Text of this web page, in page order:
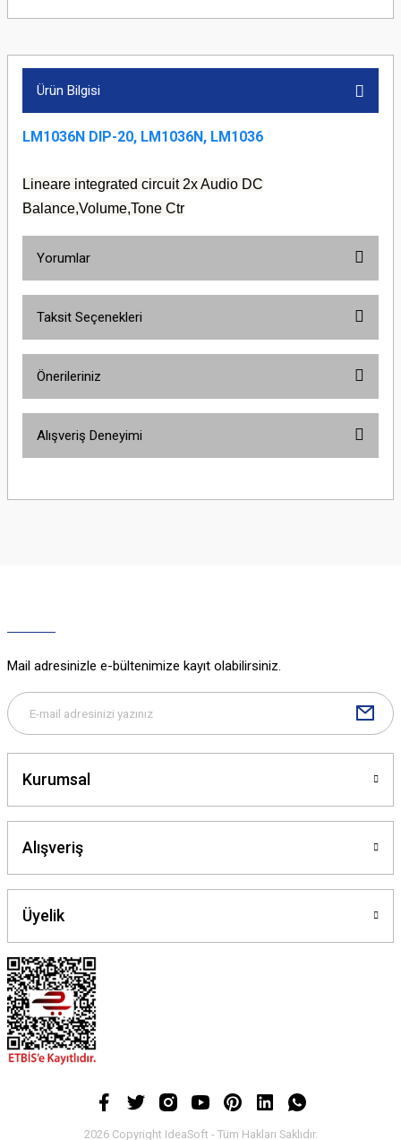
Ürün Bilgisi
LM1036N DIP-20, LM1036N, LM1036
Lineare integrated circuit 2x Audio DC
Balance,Volume,Tone Ctr
Yorumlar
Taksit Seçenekleri
Önerileriniz
yetersiz gördüğünüz noktaları öneri formunu kullanarak tarafımıza
Gönder
Alışveriş Deneyimi
Mail adresinizle e-bültenimize kayıt olabilirsiniz.
Kurumsal
Alışveriş
Üyelik
2026 Copyright IdeaSoft - Tüm Hakları Saklıdır.